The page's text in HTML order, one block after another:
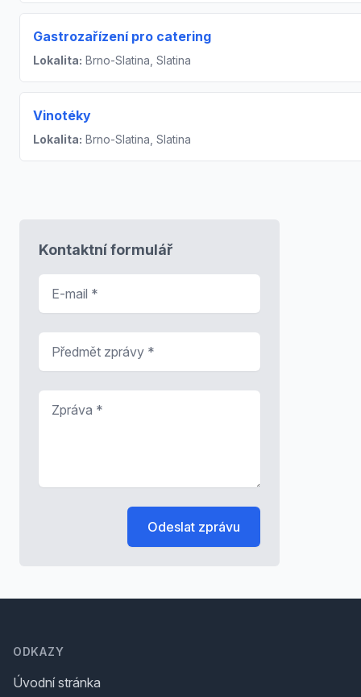
Gastrozařízení pro catering
Lokalita: Brno-Slatina, Slatina
Vinotéky
Lokalita: Brno-Slatina, Slatina
Kontaktní formulář
Odeslat zprávu
ODKAZY
Úvodní stránka